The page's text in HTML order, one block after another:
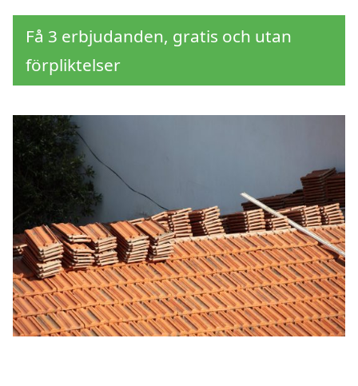
Få 3 erbjudanden, gratis och utan
förpliktelser